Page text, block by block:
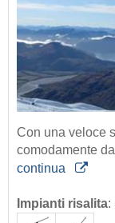
Con una veloce
comodamente
continua
Impianti risalita: